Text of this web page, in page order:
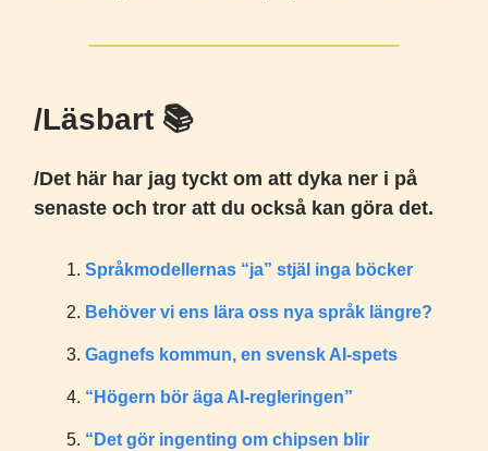
/Läsbart 📚️
/Det här har jag tyckt om att dyka ner i på
senaste och tror att du också kan göra det.
Språkmodellernas “ja” stjäl inga böcker
Behöver vi ens lära oss nya språk längre?
Gagnefs kommun, en svensk AI-spets
“Högern bör äga AI-regleringen”
“Det gör ingenting om chipsen blir